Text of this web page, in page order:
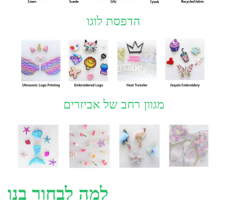
הדפסת לוגו
מגוון רחב של אביזרים
למה לבחור בנו